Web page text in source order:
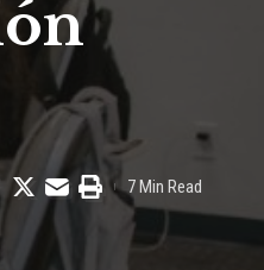
7 Min Read